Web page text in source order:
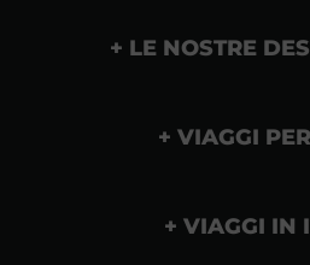
LE NOSTRE
VIAGGI
VIAGGI IN